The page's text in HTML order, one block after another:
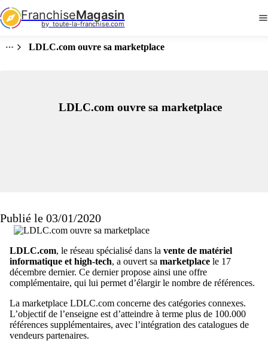
FranchiseMagasin
by  toute-la-franchise.com
LDLC.com ouvre sa marketplace
LDLC.com ouvre sa marketplace
Publié le 03/01/2020
LDLC.com, le réseau spécialisé dans la vente de matériel
informatique et high-tech, a ouvert sa marketplace le 17
décembre dernier. Ce dernier propose ainsi une offre
complémentaire, qui lui permet d’élargir le nombre de références.
La marketplace LDLC.com concerne des catégories connexes.
L’objectif de l’enseigne est d’atteindre à terme plus de 100.000
références supplémentaires, avec l’intégration des catalogues de
vendeurs partenaires.